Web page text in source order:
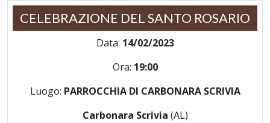
CELEBRAZIONE DEL SANTO ROSARIO
Data: 14/02/2023
Ora: 19:00
Luogo: PARROCCHIA DI CARBONARA SCRIVIA
Carbonara Scrivia (AL)